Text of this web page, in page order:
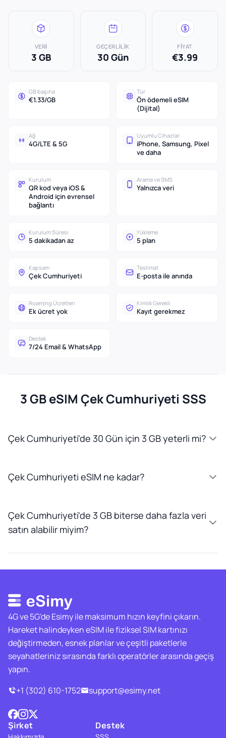
VERI
3 GB
GEÇERLILIK
30 Gün
FIYAT
€3.99
GB başına
€1.33/GB
Tür
Ön ödemeli eSIM
(Dijital)
Ağ
4G/LTE & 5G
Uyumlu Cihazlar
iPhone, Samsung, Pixel
ve daha
Kurulum
QR kod veya iOS &
Android için evrensel
bağlantı
Arama ve SMS
Yalnızca veri
Kurulum Süresi
5 dakikadan az
Yükleme
5 plan
Kapsam
Çek Cumhuriyeti
Teslimat
E-posta ile anında
Roaming Ücretleri
Ek ücret yok
Kimlik Gerekli
Kayıt gerekmez
Destek
7/24 Email & WhatsApp
3 GB eSIM Çek Cumhuriyeti SSS
Çek Cumhuriyeti'de 30 Gün için 3 GB yeterli mi?
Çek Cumhuriyeti eSIM ne kadar?
Çek Cumhuriyeti'de 3 GB biterse daha fazla veri
satın alabilir miyim?
4G ve 5G'de Esimy ile maksimum hızın keyfini çıkarın.
Hareket halindeyken eSIM ile fiziksel SIM kartınızı
değiştirmeden, esnek planlar ve çeşitli paketlerle
seyahatleriniz sırasında farklı operatörler arasında geçiş
yapın.
+1 (302) 610-1752
support@esimy.net
Şirket Destek